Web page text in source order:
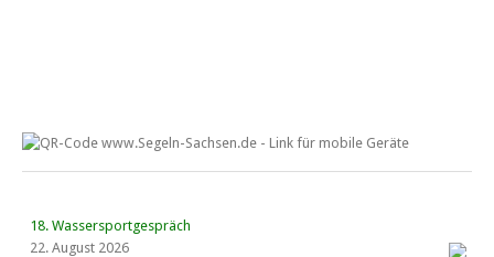
18. Wassersportgespräch
22. August 2026